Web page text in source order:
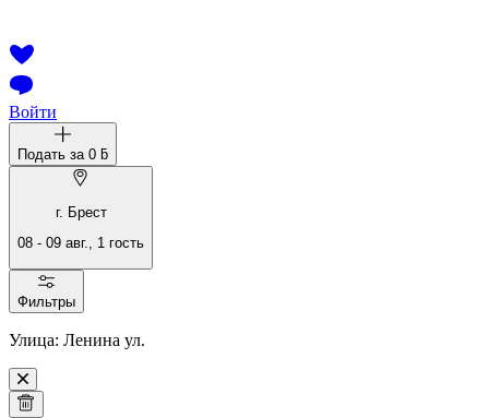
Войти
Подать за 0 ƃ
г. Брест
08 - 09 авг., 1 гость
Фильтры
Улица: Ленина ул.